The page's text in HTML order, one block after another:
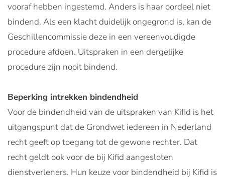
vooraf hebben ingestemd. Anders is haar oordeel niet
bindend. Als een klacht duidelijk ongegrond is, kan de
Geschillencommissie deze in een vereenvoudigde
procedure afdoen. Uitspraken in een dergelijke
procedure zijn nooit bindend.
Beperking intrekken bindendheid
Voor de bindendheid van de uitspraken van Kifid is het
uitgangspunt dat de Grondwet iedereen in Nederland
recht geeft op toegang tot de gewone rechter. Dat
recht geldt ook voor de bij Kifid aangesloten
dienstverleners. Hun keuze voor bindendheid bij Kifid is